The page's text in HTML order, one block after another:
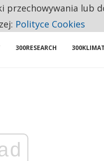
ZAKUPY
300RESEARCH 300KLIMAT
przechowywania lub
Polityce Cookies